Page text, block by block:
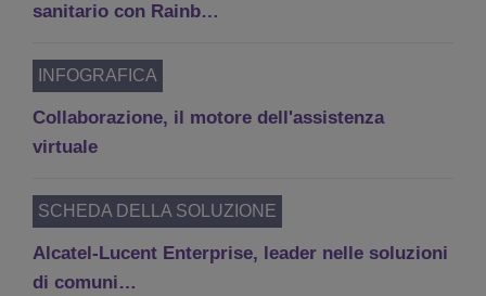
sanitario con Rainb…
INFOGRAFICA
Collaborazione, il motore dell'assistenza
virtuale
SCHEDA DELLA SOLUZIONE
Alcatel-Lucent Enterprise, leader nelle soluzioni
di comuni…